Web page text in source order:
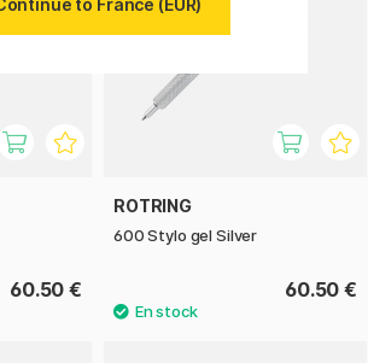
60.50 €
ROTRING
600 Stylo gel Silver
60.50 €
to France (EUR)